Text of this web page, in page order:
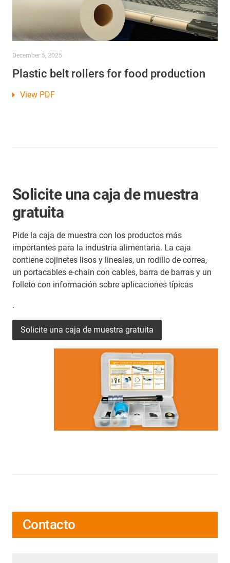
December 5, 2025
Plastic belt rollers for food production
View PDF
Solicite una caja de muestra
gratuita
Pide la caja de muestra con los productos más
importantes para la industria alimentaria. La caja
contiene cojinetes lisos y lineales, un rodillo de correa,
un portacables e-chain con cables, barra de barras y un
folleto con información sobre aplicaciones típicas
.
Solicite una caja de muestra gratuita
Contacto